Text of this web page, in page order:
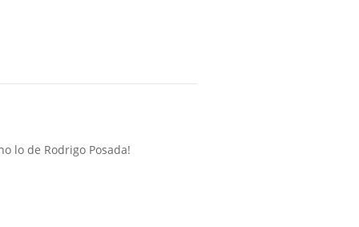
lo de Rodrigo Posada!